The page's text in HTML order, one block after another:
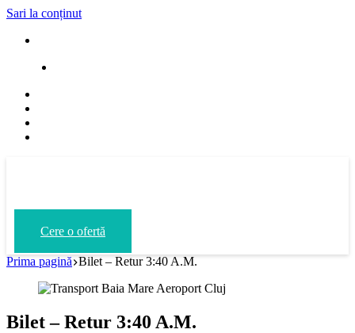
Sari la conținut
Cere o ofertă
Prima pagină Bilet – Retur 3:40 A.M.
Bilet – Retur 3:40 A.M.